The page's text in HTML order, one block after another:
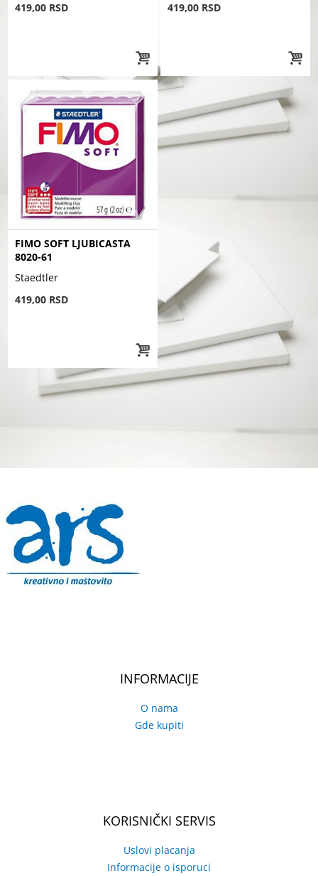
419,00 RSD 419,00 RSD
FIMO SOFT LJUBICASTA
8020-61
Staedtler
419,00 RSD
INFORMACIJE
O nama
Gde kupiti
KORISNIČKI SERVIS
Uslovi placanja
Informacije o isporuci